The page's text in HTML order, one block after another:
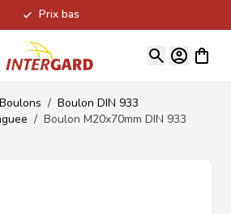
Prix bas
Voir
Boulons / Boulon DIN 933
/ Boulon M20x70mm DIN 933